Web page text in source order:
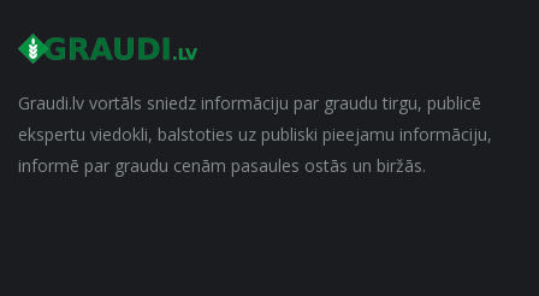
Graudi.lv vortāls sniedz informāciju par graudu tirgu, publicē
ekspertu viedokli, balstoties uz publiski pieejamu informāciju,
informē par graudu cenām pasaules ostās un biržās.